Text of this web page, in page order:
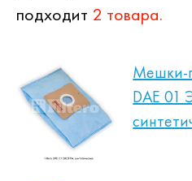
подходит 2 товара.
Мешки-
DAE 01